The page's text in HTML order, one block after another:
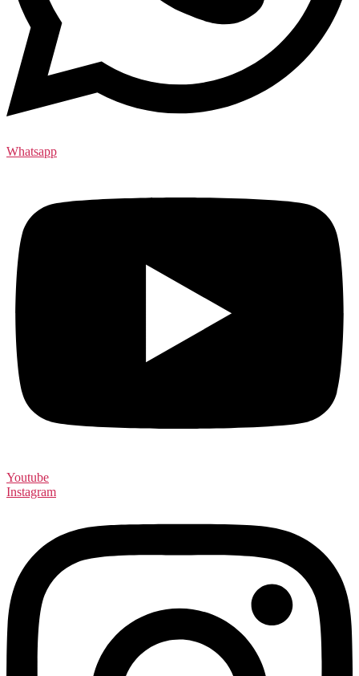
Whatsapp
Youtube
Instagram